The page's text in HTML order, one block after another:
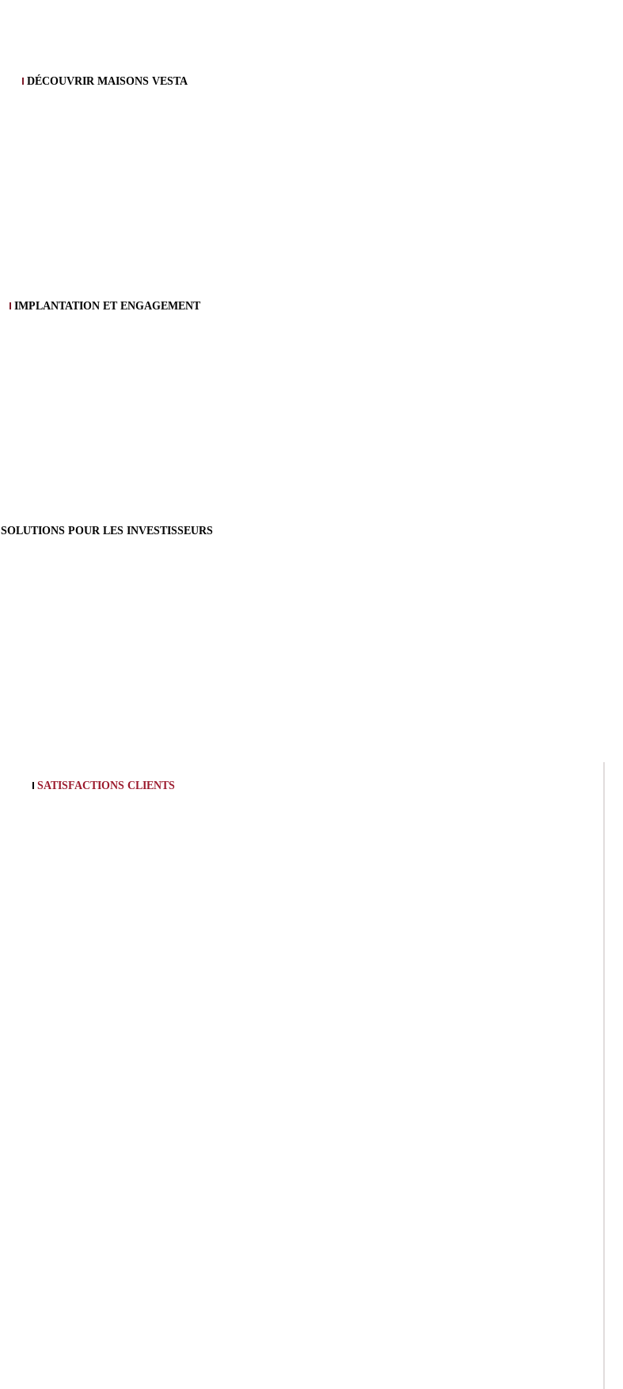
DÉCOUVRIR MAISONS VESTA
IMPLANTATION ET ENGAGEMENT
SOLUTIONS POUR LES INVESTISSEURS
SATISFACTIONS CLIENTS